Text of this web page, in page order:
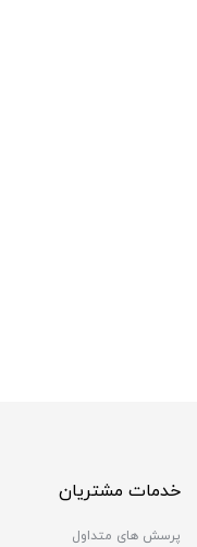
خدمات مشتریان
پرسش های متداول